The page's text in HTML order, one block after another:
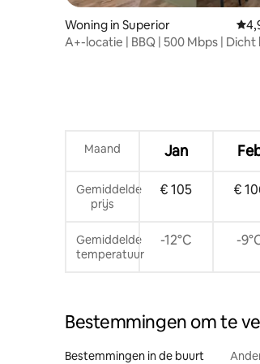
Woning in Superior
A+-locatie | BBQ | 500 Mbps | Dicht
Maand Jan
Gemiddelde
prijs
€ 105 €
Gemiddelde
temperatuur
-12°C -
Bestemmingen om te
Bestemmingen in de buurt